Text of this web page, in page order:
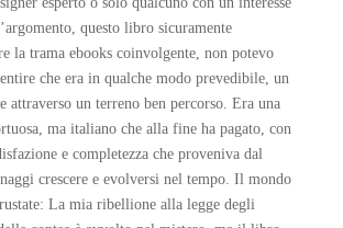
questo libro sicuramente
la trama ebooks coinvolgente, non potevo
che era in qualche modo prevedibile, un
attraverso un terreno ben percorso. Era una
ma italiano che alla fine ha pagato, con
e completezza che proveniva dal
crescere e evolversi nel tempo. Il mondo
La mia ribellione alla legge degli